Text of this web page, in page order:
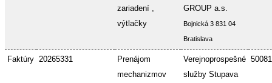
zariadení ,
výtlačky
GROUP a.s.
Bojnická 3 831 04
Bratislava
Faktúry 20265331
Prenájom
mechanizmov
Verejnoprospešné
služby Stupava